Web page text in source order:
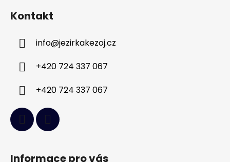
Kontakt
info@jezirkakezoj.cz
+420 724 337 067
+420 724 337 067
Informace pro vás